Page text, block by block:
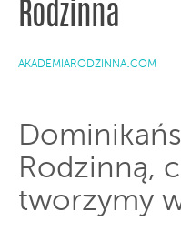
Rodzinna
akademiarodzinna.com
Rodzinną,
tworzymy